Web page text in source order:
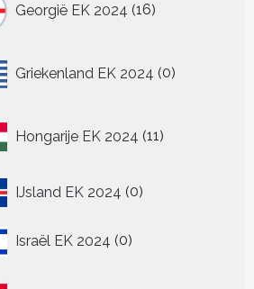
Georgië EK 2024 16
producten
Griekenland EK 2024 0
producten
Hongarije EK 2024 11
producten
IJsland EK 2024 00
Israël EK 2024 00